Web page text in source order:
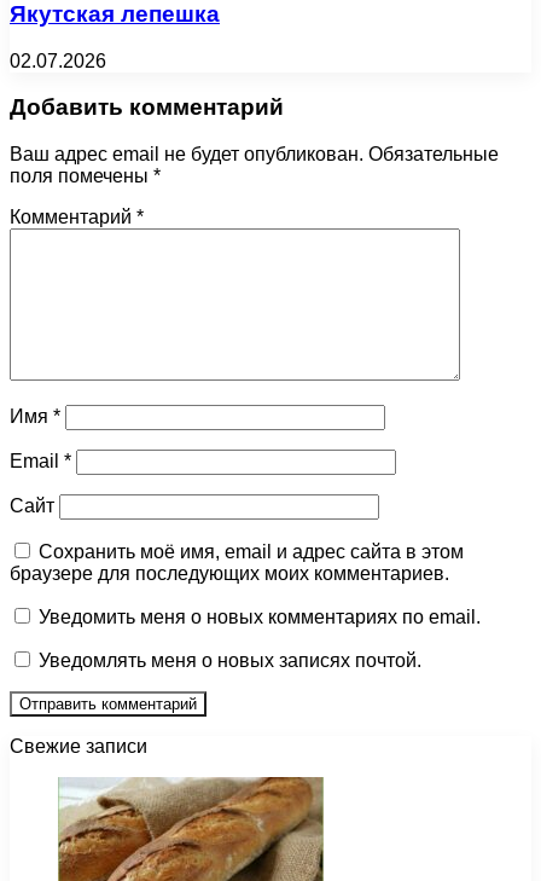
Якутская лепешка
02.07.2026
Добавить комментарий
Ваш адрес email не будет опубликован. Обязательные
поля помечены *
Комментарий *
Имя *
Email *
Сайт
Сохранить моё имя, email и адрес сайта в этом
браузере для последующих моих комментариев.
Уведомить меня о новых комментариях по email.
Уведомлять меня о новых записях почтой.
Свежие записи